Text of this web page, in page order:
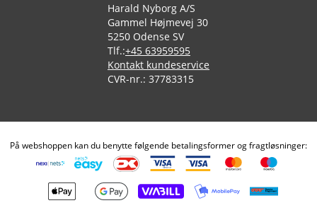
Harald Nyborg A/S
Gammel Højmevej 30
5250 Odense SV
Tlf.:+45 63959595
Kontakt kundeservice
CVR-nr.: 37783315
På webshoppen kan du benytte følgende betalingsformer og fragtløsninger: